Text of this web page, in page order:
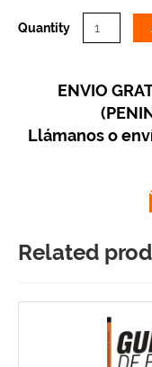
Quantity
ENVIO
Llámanos o
Related